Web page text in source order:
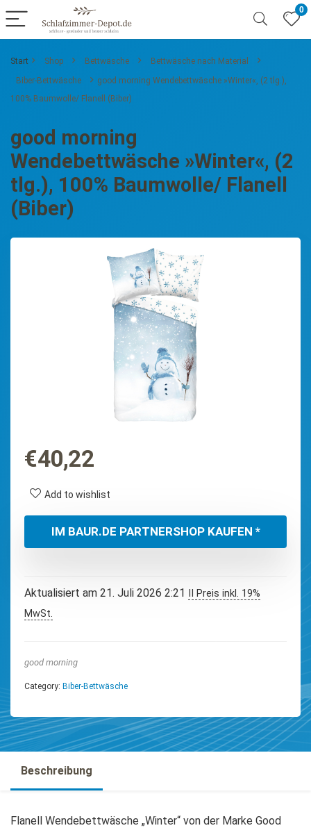
0
Start Shop Bettwäsche
Bettwäsche nach Material
Biber-Bettwäsche
good morning Wendebettwäsche »Winter«, (2 tlg.),
100% Baumwolle/ Flanell (Biber)
good morning
Wendebettwäsche »Winter«, (2
tlg.), 100% Baumwolle/ Flanell
(Biber)
€40,22
Add to wishlist
IM BAUR.DE PARTNERSHOP KAUFEN *
Aktualisiert am 21. Juli 2026 2:21
II Preis inkl. 19%
MwSt.
good morning
Category: Biber-Bettwäsche
Beschreibung
Flanell Wendebettwäsche „Winter“ von der Marke Good